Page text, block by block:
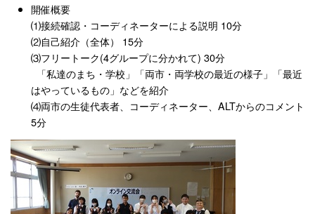
開催概要
⑴接続確認・コーディネーターによる説明 10分
⑵自己紹介（全体） 15分
⑶フリートーク(4グループに分かれて) 30分
「私達のまち・学校」「両市・両学校の最近の様子」「最近
はやっているもの」などを紹介
⑷両市の生徒代表者、コーディネーター、ALTからのコメント
5分